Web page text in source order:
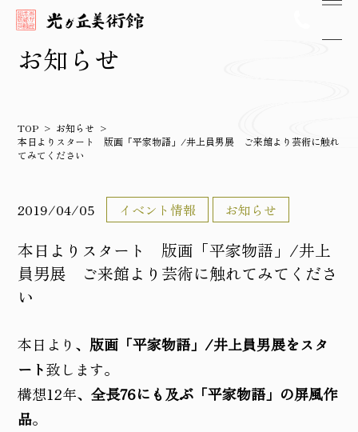
お知らせ
TOP
お知らせ
本日よりスタート 版画「平家物語」/井上員男展 ご来館より芸術に触れ
てみてください
2019/04/05 イベント情報 お知らせ
本日よりスタート 版画「平家物語」/井上
員男展 ご来館より芸術に触れてみてくださ
い
本日より、 版画「平家物語」/井上員男展をスタ
ート致します。
構想12年、全長76にも及ぶ「平家物語」の屏風作
品。